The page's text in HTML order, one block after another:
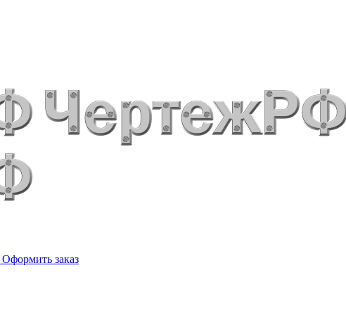
Оформить заказ